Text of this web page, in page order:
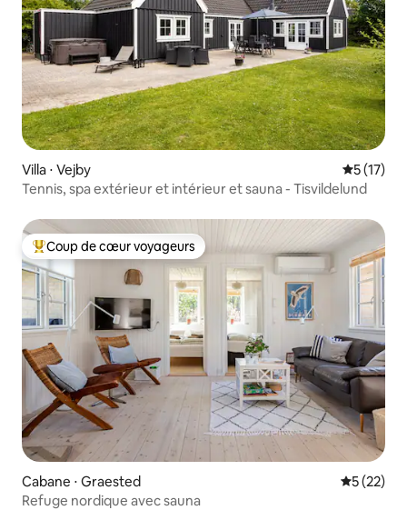
Villa ⋅ Vejby
5 (17)
Tennis, spa extérieur et intérieur et sauna - Tisvildelund
Coups de cœur voyageurs les plus appréciés
Coup de cœur voyageurs
Cabane ⋅ Graested
5 (22)
Refuge nordique avec sauna